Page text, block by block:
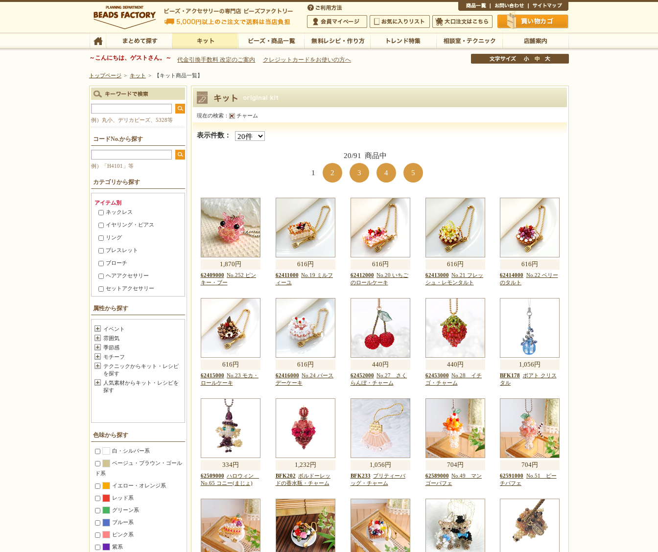
ビーズファクトリー ビーズ・パーツ・金具など・アクセサリーの専門店
ビーズ・アクセサリーの専門店 ビーズファクトリー 5,000円以上のご注文で送料は当店が負担いたします
ビーズ・アクセサリーの専門店 ビーズファクトリー 5,000円以上のご注文で送料は当店が負担いたします
会員マイページ
お気に入りリスト 大口注文はこちら 買い物かご
TOP まとめて探す キット
～こんにちは、ゲストさん。～ 代金引換手数料 改定のご案内 クレジットカードをお使いの方へ
トップページ > キット > 【キット商品一覧】
【キット商品一覧】
現在の検索： チャーム
表示件数：
20/91 商品中
1 2 3 4 5
1,870円
62409000 No.252 ピン
キー・ブー
616円
62411000 No.19 ミルフ
ィーユ
616円
62412000 No.20 いちご
のロールケーキ
616円
62413000 No.21 フレッ
シュ・レモンタルト
616円
62414000 No.22 ベリー
のタルト
616円
62415000 No.23 モカ・
ロールケーキ
616円
62416000 No.24 バース
デーケーキ
440円
62452000 No.27 さく
らんぼ・チャーム
440円
62453000 No.28 イチ
ゴ・チャーム
1,056円
BFK178 ボアト クリス
タル
334円
62509000 ハロウィン
No.65 コニー(まじょ)
1,232円
BFK202 ボルドーレッ
ドの香水瓶・チャーム
1,056円
BFK233 プリティーバ
ッグ・チャーム
704円
62589000 No.49 マン
ゴーパフェ
704円
62591000 No.51 ピー
チパフェ
例）丸小、デリカビーズ、5328等
コードNo.から探す
例）「H4101」等
カテゴリから探す
アイテム別
ネックレス
イヤリング・ピアス
リング
ブレスレット
ブローチ
ヘアアクセサリー
セットアクセサリー
スマホ・携帯 アクセサリー
メガネ・マスク小物
暮らしの小道具
チャーム
お守り・香り
マスコット
フラワー
置くインテリア
つるすインテリア
照明
万華鏡
自由に作る【ミックス】
属性から探す
イベント
雰囲気
季節感
モチーフ
テクニックからキット・レシピ
を探す
人気素材からキット・レシピを
探す
色味から探す
白・シルバー系
ベージュ・ブラウン・ゴール
ド系
イエロー・オレンジ系
レッド系
グリーン系
ブルー系
ピンク系
紫系